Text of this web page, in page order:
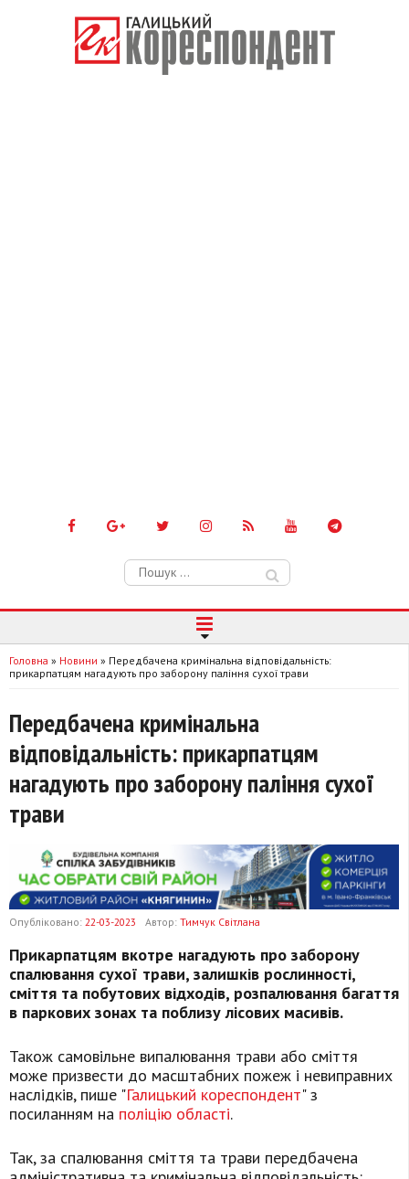
Пошук:
Головна » Новини » Передбачена кримінальна відповідальність:
прикарпатцям нагадують про заборону паління сухої трави
Передбачена кримінальна
відповідальність: прикарпатцям
нагадують про заборону паління сухої
трави
Опубліковано: 22-03-2023 Автор: Тимчук Світлана
Прикарпатцям вкотре нагадують про заборону
спалювання сухої трави, залишків рослинності,
сміття та побутових відходів, розпалювання багаття
в паркових зонах та поблизу лісових масивів.
Також самовільне випалювання трави або сміття
може призвести до масштабних пожеж і невиправних
наслідків, пише "Галицький кореспондент" з
посиланням на поліцію області.
Так, за спалювання сміття та трави передбачена